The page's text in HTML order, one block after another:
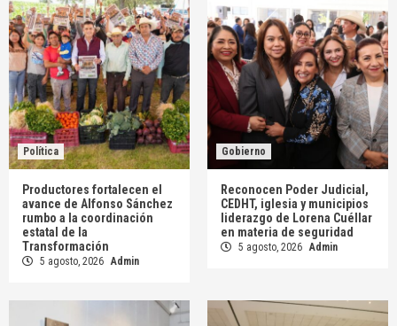
Política
Productores fortalecen el
avance de Alfonso Sánchez
rumbo a la coordinación
estatal de la
Transformación
5 agosto, 2026 Admin
Gobierno
Reconocen Poder Judicial,
CEDHT, iglesia y municipios
liderazgo de Lorena Cuéllar
en materia de seguridad
5 agosto, 2026 Admin